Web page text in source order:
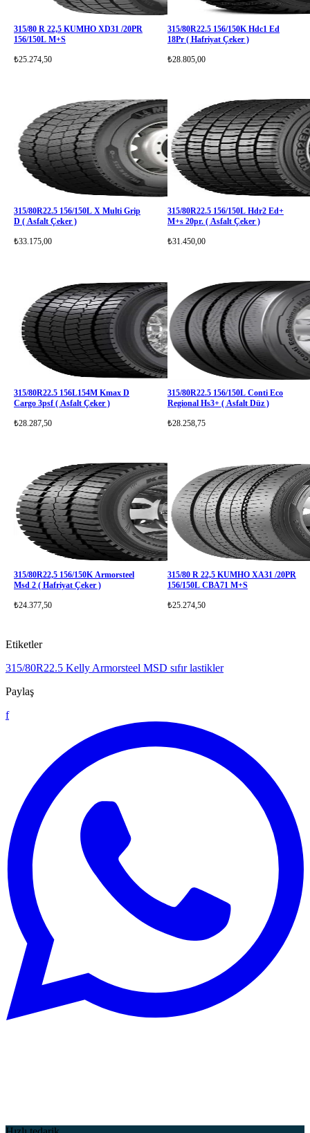
315/80 R 22,5 KUMHO XD31 /20PR
156/150L M+S
₺25.274,50
315/80R22.5 156/150K Hdc1 Ed
18Pr ( Hafriyat Çeker )
₺28.805,00
315/80R22.5 156/150L X Multi Grip
D ( Asfalt Çeker )
₺33.175,00
315/80R22.5 156/150L Hdr2 Ed+
M+s 20pr. ( Asfalt Çeker )
₺31.450,00
315/80R22.5 156L154M Kmax D
Cargo 3psf ( Asfalt Çeker )
₺28.287,50
315/80R22.5 156/150L Conti Eco
Regional Hs3+ ( Asfalt Düz )
₺28.258,75
315/80R22,5 156/150K Armorsteel
Msd 2 ( Hafriyat Çeker )
₺24.377,50
315/80 R 22,5 KUMHO XA31 /20PR
156/150L CBA71 M+S
₺25.274,50
Etiketler
315/80R22.5 Kelly Armorsteel MSD sıfır lastikler
Paylaş
f